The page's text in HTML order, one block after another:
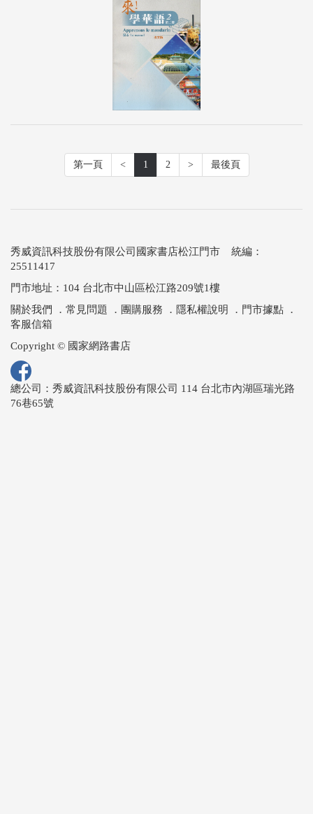
第一頁 < 1 2 > 最後頁
秀威資訊科技股份有限公司國家書店松江門市 統編：
25511417
門市地址：104 台北市中山區松江路209號1樓
關於我們
． 常見問題 ． 團購服務 ． 隱私權說明 ． 門市據點 ．
客服信箱
Copyright © 國家網路書店
總公司：秀威資訊科技股份有限公司 114 台北市內湖區瑞光路
76巷65號